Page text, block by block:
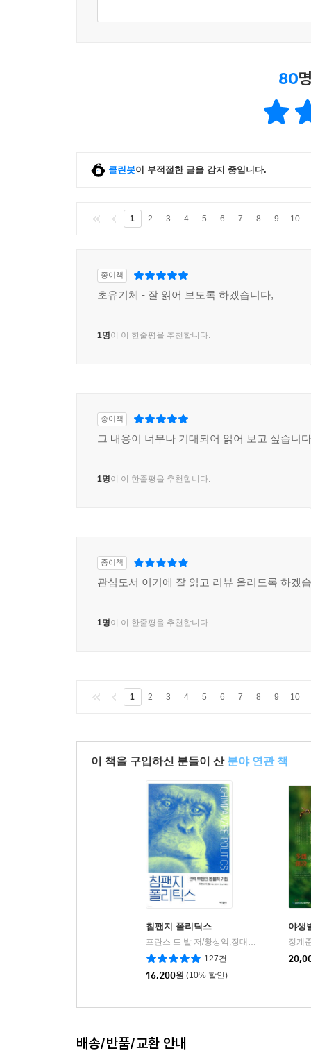
80
클린봇이 부적절한 글을 감지 중입니다.
1 2 3 4 5 6 7 8 9 10
종이책
초유기체 - 잘 읽어 보도록 하겠습니다,
1명이 이 한줄평을 추천합니다.
종이책
그 내용이 너무나 기대되어 읽어 보고 싶습니
1명이 이 한줄평을 추천합니다.
종이책
관심도서 이기에 잘 읽고 리뷰 올리도록 하겠
1명이 이 한줄평을 추천합니다.
1 2 3 4 5 6 7 8 9 10
이 책을 구입하신 분들이 산 분야 연관 책
침팬지 폴리틱스
프란스 드 발 저/황상익,장대익 공역
바다출
127건
16,200원 (10% 할인)
야생
정계
배송/반품/교환 안내